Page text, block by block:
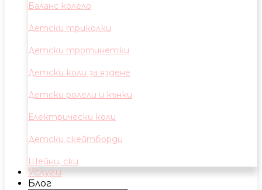
Баланс колело
Детски триколки
Детски тротинетки
Детски коли за яздене
Детски ролели и кънки
Електрически коли
Детски скейтборди
Шейни, ски
Услуги
Блог